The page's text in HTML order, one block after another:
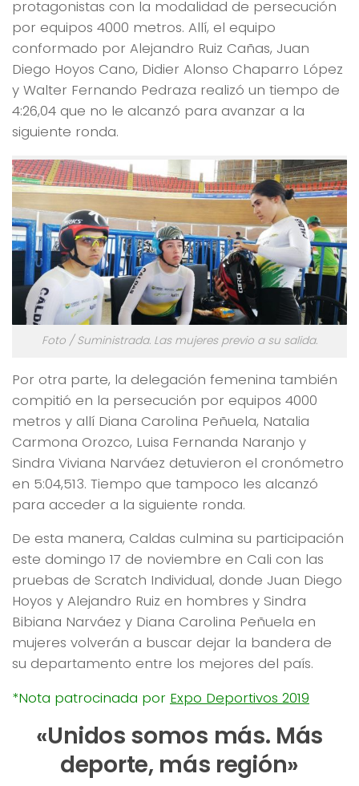
protagonistas con la modalidad de persecución
por equipos 4000 metros. Allí, el equipo
conformado por Alejandro Ruiz Cañas, Juan
Diego Hoyos Cano, Didier Alonso Chaparro López
y Walter Fernando Pedraza realizó un tiempo de
4:26,04 que no le alcanzó para avanzar a la
siguiente ronda.
Foto / Suministrada. Las mujeres previo a su salida.
Por otra parte, la delegación femenina también
compitió en la persecución por equipos 4000
metros y allí Diana Carolina Peñuela, Natalia
Carmona Orozco, Luisa Fernanda Naranjo y
Sindra Viviana Narváez detuvieron el cronómetro
en 5:04,513. Tiempo que tampoco les alcanzó
para acceder a la siguiente ronda.
De esta manera, Caldas culmina su participación
este domingo 17 de noviembre en Cali con las
pruebas de Scratch Individual, donde Juan Diego
Hoyos y Alejandro Ruiz en hombres y Sindra
Bibiana Narváez y Diana Carolina Peñuela en
mujeres volverán a buscar dejar la bandera de
su departamento entre los mejores del país.
*Nota patrocinada por Expo Deportivos 2019
«Unidos somos más. Más
deporte, más región»